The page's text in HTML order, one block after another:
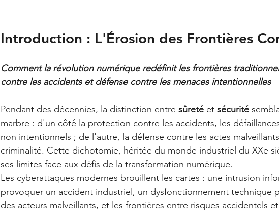
Introduction : L'Érosion des Frontières
Comment la révolution numérique redéfinit les frontières
contre les accidents et défense contre les menaces intentionnelles
Pendant des décennies, la distinction entre sûreté et sécurité
marbre : d'un côté la protection contre les accidents, les
non intentionnels ; de l'autre, la défense contre les actes
criminalité. Cette dichotomie, héritée du monde industriel du XXe
ses limites face aux défis de la transformation numérique.
Les cyberattaques modernes brouillent les cartes : une intrusion
provoquer un accident industriel, un dysfonctionnement technique
des acteurs malveillants, et les frontières entre risques accidentels